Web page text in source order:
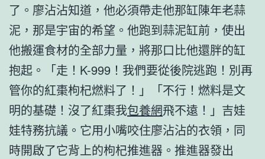
了。廖沾沾知道，他必須帶走他那缸陳年老蒜
泥，那是宇宙的希望。他跑到蒜泥缸前，使出
他搬運食材的全部力量，將那口比他還胖的缸
抱起。「走！K-999！我們要從後院逃跑！別再
管你的紅棗枸杞燃料了！」「不行！燃料是文
明的基礎！沒了紅棗我包養網飛不遠！」吉娃
娃特務抗議。它用小嘴咬住廖沾沾的衣領，同
時開啟了它背上的枸杞推進器。推進器發出